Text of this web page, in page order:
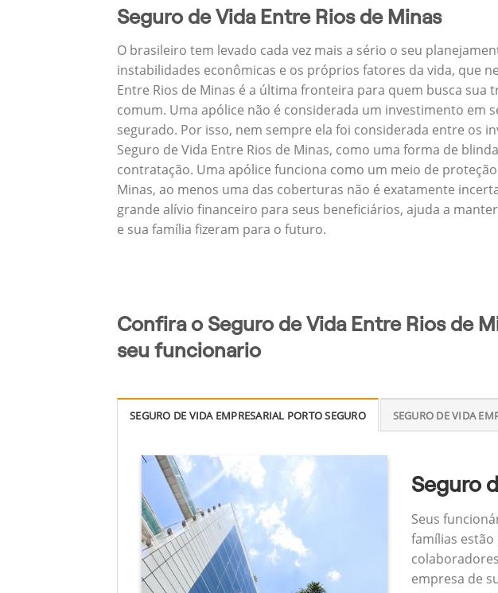
Seguro de Vida Entre Rios de Minas
O brasileiro tem levado cada vez mais a sério o seu
instabilidades econômicas e os próprios fatores da vida, que
Entre Rios de Minas é a última fronteira para quem busca
comum. Uma apólice não é considerada um investimento
segurado. Por isso, nem sempre ela foi considerada entre os
Seguro de Vida Entre Rios de Minas, como uma forma de
contratação. Uma apólice funciona como um meio de
Minas, ao menos uma das coberturas não é exatamente
grande alívio financeiro para seus beneficiários, ajuda a
e sua família fizeram para o futuro.
Confira o Seguro de Vida Entre Rios de
seu funcionario
SEGURO DE VIDA EMPRESARIAL PORTO SEGURO SEGURO DE VIDA
Seguro
Seus
famílias
empresa de